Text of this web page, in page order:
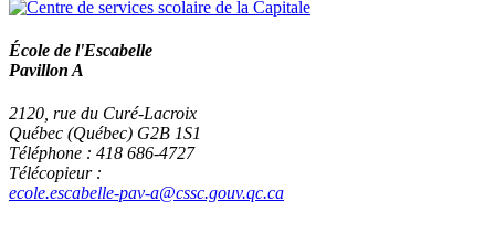
École de l'Escabelle
Pavillon A
2120, rue du Curé-Lacroix
Québec (Québec) G2B 1S1
Téléphone : 418 686-4727
Télécopieur :
ecole.escabelle-pav-a@cssc.gouv.qc.ca